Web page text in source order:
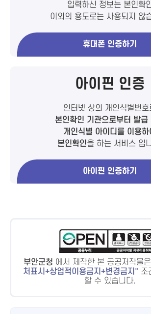
입력하신 정보는 본인확
이외의 용도로는 사용되지 않
휴대폰 인증하기
아이핀 인증
인터넷 상의 개인식별번호
본인확인 기관으로부터 발급
개인식별 아이디를 이용하
본인확인을 하는 서비스 입
아이핀 인증하기
부안군청 에서 제작한 본 공공저작물
처표시+상업적이용금지+변경금지
조
할 수 있습니다.